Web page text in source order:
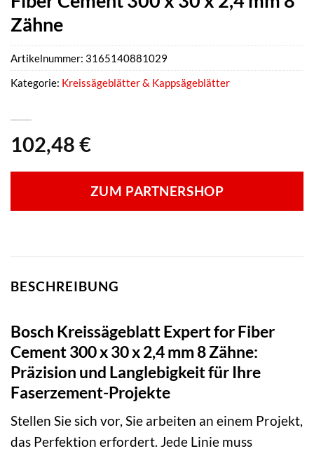
Zähne
102,48 €
ZUM PARTNERSHOP
Artikelnummer: 3165140881029
Kategorie: Kreissägeblätter & Kappsägeblätter
BESCHREIBUNG
Bosch Kreissägeblatt Expert for Fiber
Cement 300 x 30 x 2,4 mm 8 Zähne:
Präzision und Langlebigkeit für Ihre
Faserzement-Projekte
Stellen Sie sich vor, Sie arbeiten an einem Projekt,
das Perfektion erfordert. Jede Linie muss